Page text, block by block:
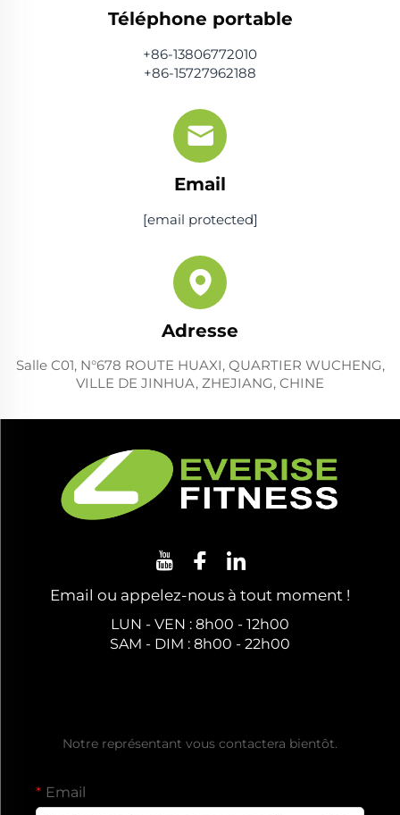
Téléphone portable
+86-13806772010
+86-15727962188
Email
[email protected]
Adresse
Salle C01, N°678 ROUTE HUAXI, QUARTIER WUCHENG,
VILLE DE JINHUA, ZHEJIANG, CHINE
Email ou appelez-nous à tout moment !
LUN - VEN : 8h00 - 12h00
SAM - DIM : 8h00 - 22h00
Notre représentant vous contactera bientôt.
Email